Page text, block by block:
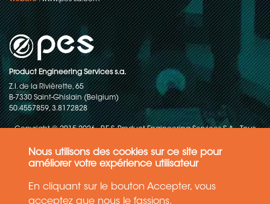
Nous utilisons des cookies sur ce site pour
améliorer votre expérience utilisateur
En cliquant sur le bouton Accepter, vous
acceptez que nous le fassions.
Product Engineering Services s.a.
Z.I. de la Rivièrette, 65
B-7330 Saint-Ghislain (Belgium)
50.4557859, 3.8172828
Copyright © 2015-2026 - P.E.S. Product Engineering Services S.A. - Tous
Politique de protection des données
Conditions générales de ventes